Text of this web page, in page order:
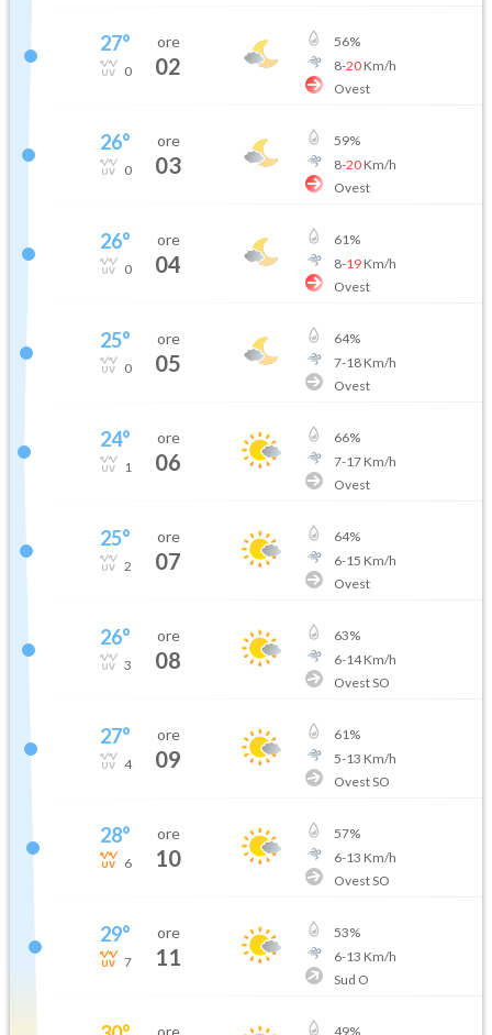
27°
0
ore
02
56%
8-20Km/h
Ovest
26°
0
ore
03
59%
8-20Km/h
Ovest
26°
0
ore
04
61%
8-19Km/h
Ovest
25°
0
ore
05
64%
7-18Km/h
Ovest
24°
1
ore
06
66%
7-17Km/h
Ovest
25°
2
ore
07
64%
6-15 Km/h
Ovest
26°
3
ore
08
63%
6-14Km/h
Ovest SO
27°
4
ore
09
61%
5-13 Km/h
Ovest SO
28°
6
ore
10
57%
6-13 Km/h
Ovest SO
29°
7
ore
11
53%
6-13 Km/h
Sud O
ore 49%